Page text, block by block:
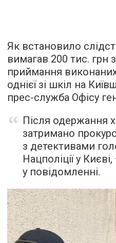
Як встановило
вимагав 200 тис. грн
приймання виконаних
однієї зі шкіл на
прес-служба Офісу
Після одержання
затримано
з детективами
Нацполіції у
у повідомленні.